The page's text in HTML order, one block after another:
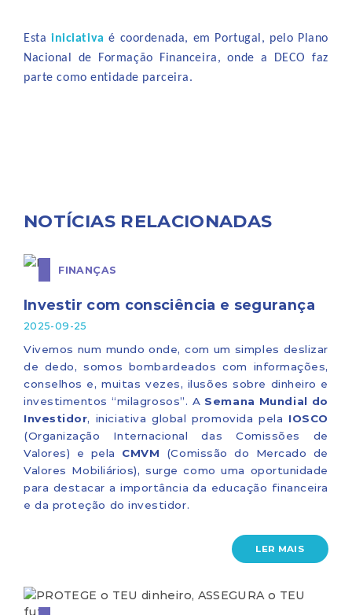
Esta iniciativa é coordenada, em Portugal, pelo Plano
Nacional de Formação Financeira, onde a DECO faz
parte como entidade parceira.
NOTÍCIAS RELACIONADAS
FINANÇAS
Investir com consciência e segurança
2025-09-25
Vivemos num mundo onde, com um simples deslizar
de dedo, somos bombardeados com informações,
conselhos e, muitas vezes, ilusões sobre dinheiro e
investimentos “milagrosos”. A Semana Mundial do
Investidor, iniciativa global promovida pela IOSCO
(Organização Internacional das Comissões de
Valores) e pela CMVM (Comissão do Mercado de
Valores Mobiliários), surge como uma oportunidade
para destacar a importância da educação financeira
e da proteção do investidor.
LER MAIS